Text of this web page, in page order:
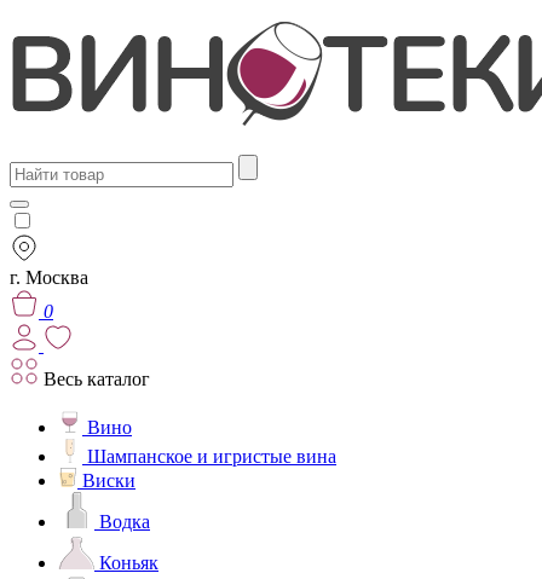
г. Москва
0
Весь каталог
Вино
Шампанское и игристые вина
Виски
Водка
Коньяк